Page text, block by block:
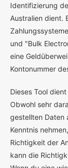
Identifizierung
Australien dient.
und "Bulk
eine
Kontonummer
Dieses Tool
Obwohl sehr
gestellten Daten
Kenntnis
Richtigkeit der
kann die